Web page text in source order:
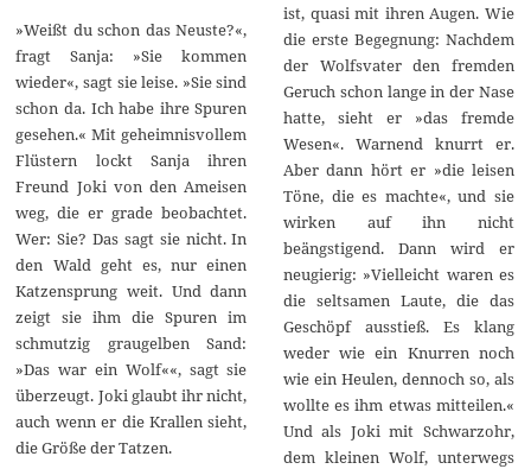
»Weißt du schon das Neuste?«,
fragt Sanja: »Sie kommen
wieder«, sagt sie leise. »Sie sind
schon da. Ich habe ihre Spuren
gesehen.« Mit geheimnisvollem
Flüstern lockt Sanja ihren
Freund Joki von den Ameisen
weg, die er grade beobachtet.
Wer: Sie? Das sagt sie nicht. In
den Wald geht es, nur einen
Katzensprung weit. Und dann
zeigt sie ihm die Spuren im
schmutzig graugelben Sand:
»Das war ein Wolf««, sagt sie
überzeugt. Joki glaubt ihr nicht,
auch wenn er die Krallen sieht,
die Größe der Tatzen.
ist, quasi mit ihren Augen. Wie
die erste Begegnung: Nachdem
der Wolfsvater den fremden
Geruch schon lange in der Nase
hatte, sieht er »das fremde
Wesen«. Warnend knurrt er.
Aber dann hört er »die leisen
Töne, die es machte«, und sie
wirken auf ihn nicht
beängstigend. Dann wird er
neugierig: »Vielleicht waren es
die seltsamen Laute, die das
Geschöpf ausstieß. Es klang
weder wie ein Knurren noch
wie ein Heulen, dennoch so, als
wollte es ihm etwas mitteilen.«
Und als Joki mit Schwarzohr,
dem kleinen Wolf, unterwegs